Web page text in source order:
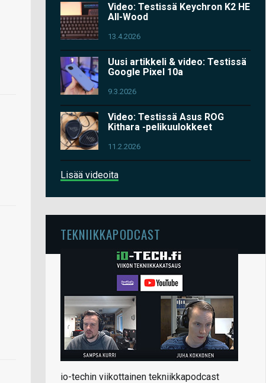
Video: Testissä Keychron K2 HE
All-Wood
13.4.2026
Uusi artikkeli & video: Testissä
Google Pixel 10a
9.3.2026
Video: Testissä Asus ROG
Kithara -pelikuulokkeet
11.2.2026
Lisää videoita
TEKNIIKKAPODCAST
io-techin viikottainen tekniikkapodcast